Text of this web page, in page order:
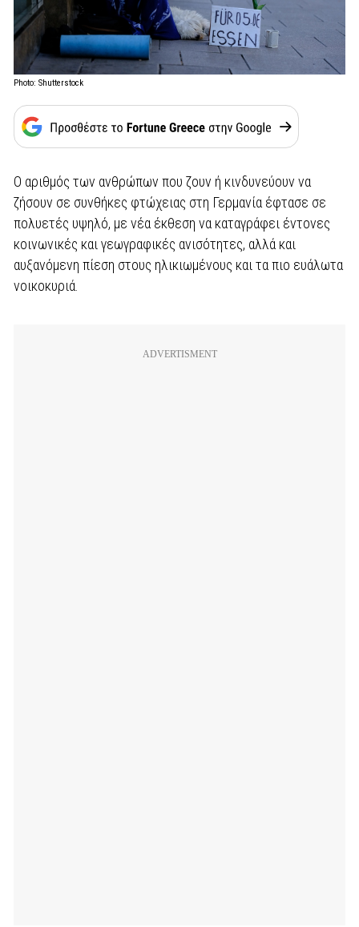
Photo: Shutterstock
Ο αριθμός των ανθρώπων που ζουν ή κινδυνεύουν να
ζήσουν σε συνθήκες φτώχειας στη Γερμανία έφτασε σε
πολυετές υψηλό, με νέα έκθεση να καταγράφει έντονες
κοινωνικές και γεωγραφικές ανισότητες, αλλά και
αυξανόμενη πίεση στους ηλικιωμένους και τα πιο ευάλωτα
νοικοκυριά.